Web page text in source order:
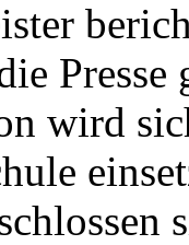
Presse
wird